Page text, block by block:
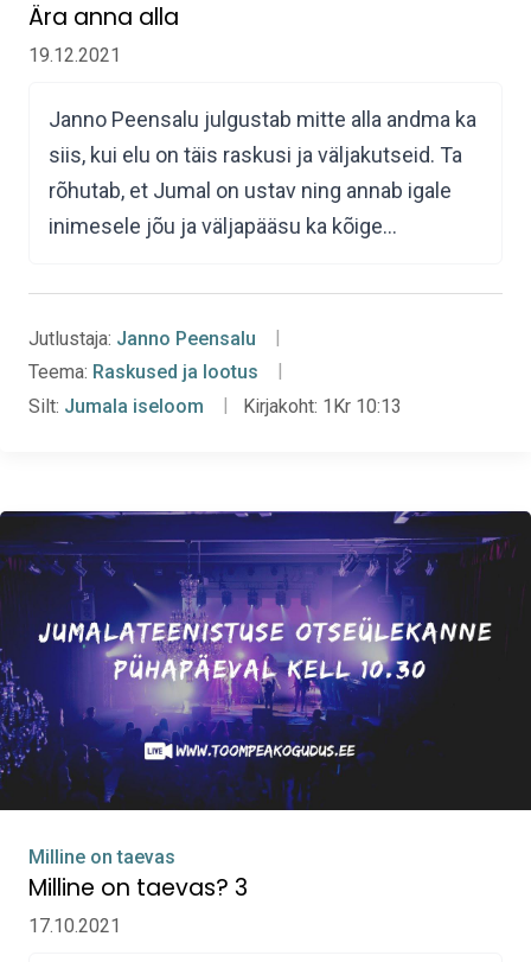
Ära anna alla
19.12.2021
Janno Peensalu julgustab mitte alla andma ka
siis, kui elu on täis raskusi ja väljakutseid. Ta
rõhutab, et Jumal on ustav ning annab igale
inimesele jõu ja väljapääsu ka kõige…
Jutlustaja: Janno Peensalu
Teema: Raskused ja lootus
Silt: Jumala iseloom Kirjakoht: 1Kr 10:13
Milline on taevas
Milline on taevas? 3
17.10.2021